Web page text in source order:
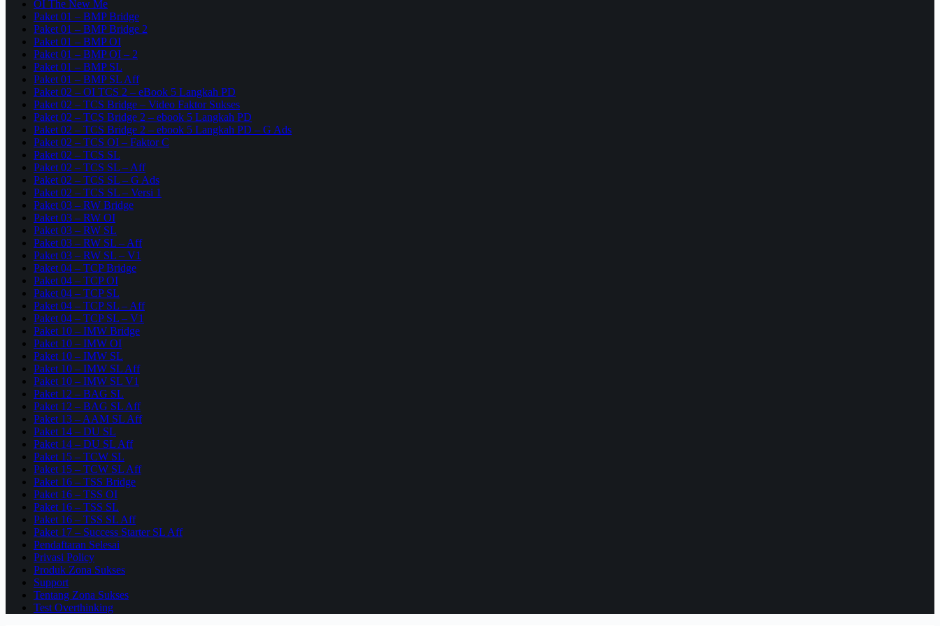
OI The New Me
Paket 01 – BMP Bridge
Paket 01 – BMP Bridge 2
Paket 01 – BMP OI
Paket 01 – BMP OI – 2
Paket 01 – BMP SL
Paket 01 – BMP SL Aff
Paket 02 – OI TCS 2 – eBook 5 Langkah PD
Paket 02 – TCS Bridge – Video Faktor Sukses
Paket 02 – TCS Bridge 2 – ebook 5 Langkah PD
Paket 02 – TCS Bridge 2 – ebook 5 Langkah PD – G Ads
Paket 02 – TCS OI – Faktor C
Paket 02 – TCS SL
Paket 02 – TCS SL – Aff
Paket 02 – TCS SL – G Ads
Paket 02 – TCS SL – Versi 1
Paket 03 – RW Bridge
Paket 03 – RW OI
Paket 03 – RW SL
Paket 03 – RW SL – Aff
Paket 03 – RW SL – V1
Paket 04 – TCP Bridge
Paket 04 – TCP OI
Paket 04 – TCP SL
Paket 04 – TCP SL – Aff
Paket 04 – TCP SL – V1
Paket 10 – IMW Bridge
Paket 10 – IMW OI
Paket 10 – IMW SL
Paket 10 – IMW SL Aff
Paket 10 – IMW SL V1
Paket 12 – BAG SL
Paket 12 – BAG SL Aff
Paket 13 – AAM SL Aff
Paket 14 – DU SL
Paket 14 – DU SL Aff
Paket 15 – TCW SL
Paket 15 – TCW SL Aff
Paket 16 – TSS Bridge
Paket 16 – TSS OI
Paket 16 – TSS SL
Paket 16 – TSS SL Aff
Paket 17 – Success Starter SL Aff
Pendaftaran Selesai
Privasi Policy
Produk Zona Sukses
Support
Tentang Zona Sukses
Test Overthinking